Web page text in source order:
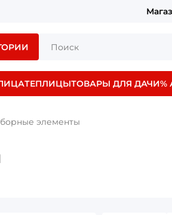
ТЕПЛИЦЫТОВАРЫ ДЛЯ ДАЧИ%
элементы